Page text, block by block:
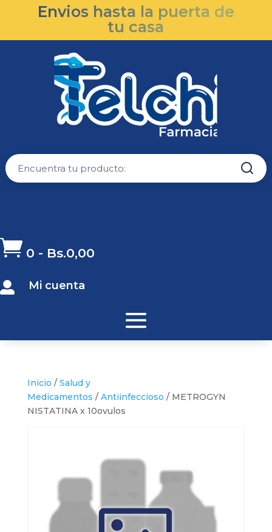
Envios hasta la puerta de
tu casa
 0 - Bs.0,00
 Mi cuenta
Inicio / Salud y
Medicamentos / Antiinfeccioso / METROGYN
NISTATINA x 10ovulos